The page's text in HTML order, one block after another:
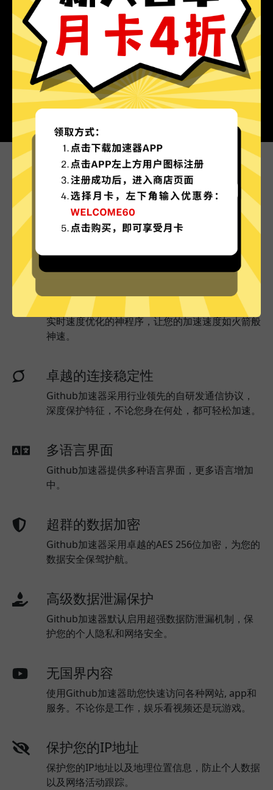
为什么选择Github加速器?
更多服务器地区选择
Github加速器现已拥有超多加速服务器节点，并
Github加速器已为所有Github加速器服务器部署
实时速度优化的神程序，让您的加速速度如火箭般
神速。
卓越的连接稳定性
Github加速器采用行业领先的自研发通信协议，
深度保护特征，不论您身在何处，都可轻松加速。
多语言界面
Github加速器提供多种语言界面，更多语言增加
中。
超群的数据加密
Github加速器采用卓越的AES 256位加密，为您的
数据安全保驾护航。
高级数据泄漏保护
Github加速器默认启用超强数据防泄漏机制，保
护您的个人隐私和网络安全。
无国界内容
使用Github加速器助您快速访问各种网站, app和
服务。不论你是工作，娱乐看视频还是玩游戏。
保护您的IP地址
保护您的IP地址以及地理位置信息，防止个人数据
以及网络活动跟踪。